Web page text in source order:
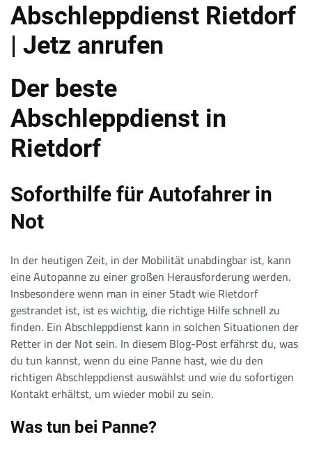
Abschleppdienst Rietdorf
| Jetz anrufen
Der beste
Abschleppdienst in
Rietdorf
Soforthilfe für Autofahrer in
Not
In der heutigen Zeit, in der Mobilität unabdingbar ist, kann
eine Autopanne zu einer großen Herausforderung werden.
Insbesondere wenn man in einer Stadt wie Rietdorf
gestrandet ist, ist es wichtig, die richtige Hilfe schnell zu
finden. Ein Abschleppdienst kann in solchen Situationen der
Retter in der Not sein. In diesem Blog-Post erfährst du, was
du tun kannst, wenn du eine Panne hast, wie du den
richtigen Abschleppdienst auswählst und wie du sofortigen
Kontakt erhältst, um wieder mobil zu sein.
Was tun bei Panne?